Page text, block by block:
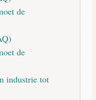
de
de
industrie tot